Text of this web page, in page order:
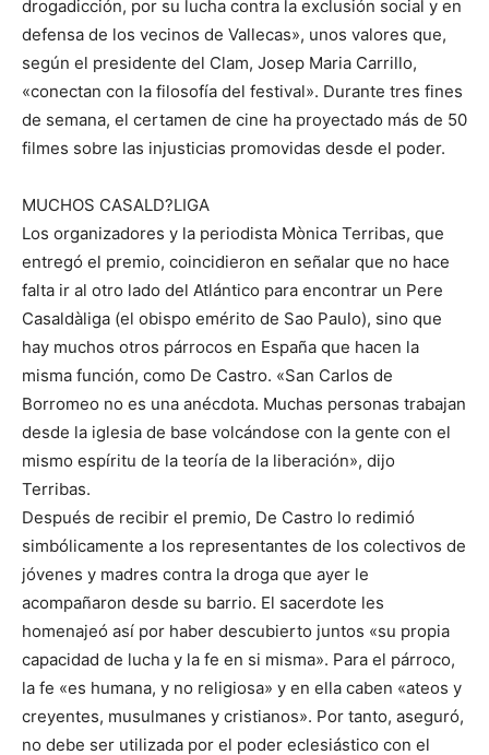
drogadicción, por su lucha contra la exclusión social y en
defensa de los vecinos de Vallecas», unos valores que,
según el presidente del Clam, Josep Maria Carrillo,
«conectan con la filosofía del festival». Durante tres fines
de semana, el certamen de cine ha proyectado más de 50
filmes sobre las injusticias promovidas desde el poder.
MUCHOS CASALD?LIGA
Los organizadores y la periodista Mònica Terribas, que
entregó el premio, coincidieron en señalar que no hace
falta ir al otro lado del Atlántico para encontrar un Pere
Casaldàliga (el obispo emérito de Sao Paulo), sino que
hay muchos otros párrocos en España que hacen la
misma función, como De Castro. «San Carlos de
Borromeo no es una anécdota. Muchas personas trabajan
desde la iglesia de base volcándose con la gente con el
mismo espíritu de la teoría de la liberación», dijo
Terribas.
Después de recibir el premio, De Castro lo redimió
simbólicamente a los representantes de los colectivos de
jóvenes y madres contra la droga que ayer le
acompañaron desde su barrio. El sacerdote les
homenajeó así por haber descubierto juntos «su propia
capacidad de lucha y la fe en si misma». Para el párroco,
la fe «es humana, y no religiosa» y en ella caben «ateos y
creyentes, musulmanes y cristianos». Por tanto, aseguró,
no debe ser utilizada por el poder eclesiástico con el